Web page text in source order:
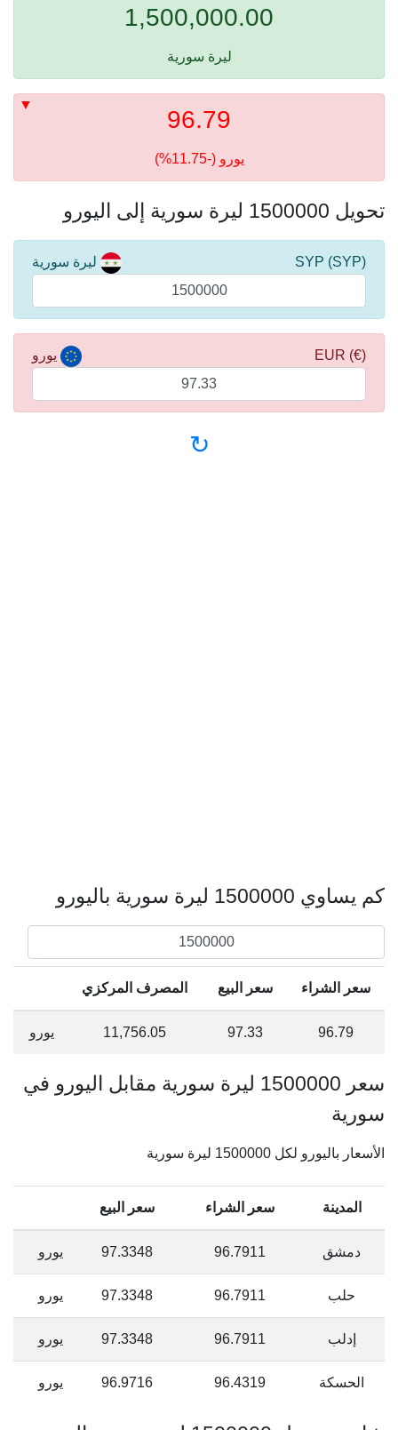
1,500,000.00
ليرة سورية
96.79
يورو (-11.75%)
تحويل 1500000 ليرة سورية إلى اليورو
ليرة سورية (SYP) SYP
يورو (€) EUR
↻
كم يساوي 1500000 ليرة سورية باليورو
سعر الشراء سعر البيع المصرف المركزي
96.79
97.33
11,756.05 يورو
سعر 1500000 ليرة سورية مقابل اليورو في
سورية
الأسعار باليورو لكل 1500000 ليرة سورية
المدينة سعر الشراء سعر البيع
دمشق 96.7911
97.3348 يورو
حلب 96.7911
97.3348 يورو
إدلب 96.7911
97.3348 يورو
الحسكة 96.4319
96.9716 يورو